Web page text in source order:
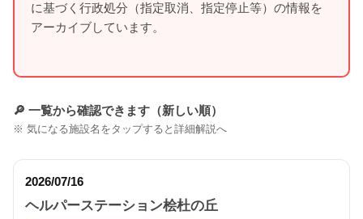
に基づく行政処分（指定取消、指定停止等）の情報を
アーカイブしています。
🔎 一覧から確認できます（新しい順）
※ 気になる施設名をタップすると詳細解説へ
2026/07/16
ヘルパーステーション桧杜の丘